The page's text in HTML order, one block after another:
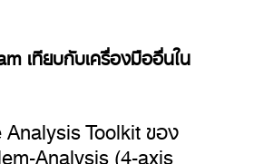
เทียบกับเครื่องมืออื่นใน
Toolkit ของ
Analysis (4-axis